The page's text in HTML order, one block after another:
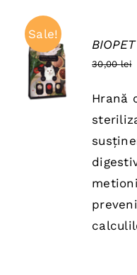
Sale!
ADAUGĂ
ÎN COȘ
/
DETAILS
30,00lei
Hrană